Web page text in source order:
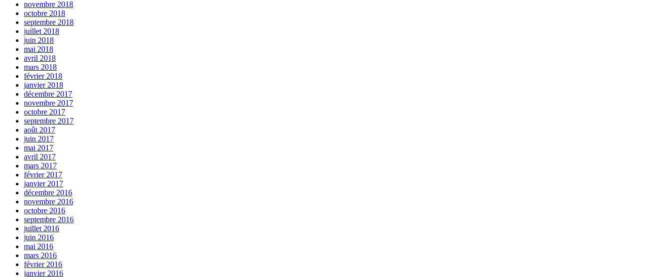
novembre 2018
octobre 2018
septembre 2018
juillet 2018
juin 2018
mai 2018
avril 2018
mars 2018
février 2018
janvier 2018
décembre 2017
novembre 2017
octobre 2017
septembre 2017
août 2017
juin 2017
mai 2017
avril 2017
mars 2017
février 2017
janvier 2017
décembre 2016
novembre 2016
octobre 2016
septembre 2016
juillet 2016
juin 2016
mai 2016
mars 2016
février 2016
janvier 2016